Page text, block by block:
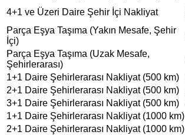
4+1 ve Üzeri Daire Şehir İçi Nakliyat
Parça Eşya Taşıma (Yakın Mesafe, Şehir
İçi)
Parça Eşya Taşıma (Uzak Mesafe,
Şehirlerarası)
1+1 Daire Şehirlerarası Nakliyat (500 km)
2+1 Daire Şehirlerarası Nakliyat (500 km)
3+1 Daire Şehirlerarası Nakliyat (500 km)
1+1 Daire Şehirlerarası Nakliyat (1000 km)
2+1 Daire Şehirlerarası Nakliyat (1000 km)